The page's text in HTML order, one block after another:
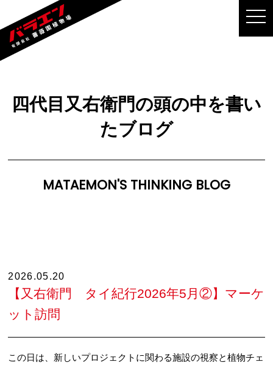
四代目又右衛門の頭の中を書い
たブログ
MATAEMON'S THINKING BLOG
2026.05.20
【又右衛門 タイ紀行2026年5月②】マーケ
ット訪問
この日は、新しいプロジェクトに関わる施設の視察と植物チェ